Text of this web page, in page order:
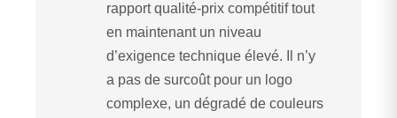
rapport qualité-prix compétitif tout
en maintenant un niveau
d’exigence technique élevé. Il n’y
a pas de surcoût pour un logo
complexe, un dégradé de couleurs